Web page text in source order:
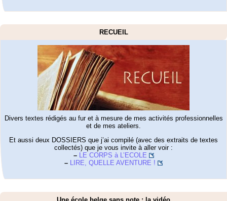
RECUEIL
Divers textes rédigés au fur et à mesure de mes activités professionnelles
et de mes ateliers.
Et aussi deux DOSSIERS que j’ai compilé (avec des extraits de textes
collectés) que je vous invite à aller voir :
– LE CORPS à L’ECOLE
– LIRE, QUELLE AVENTURE !